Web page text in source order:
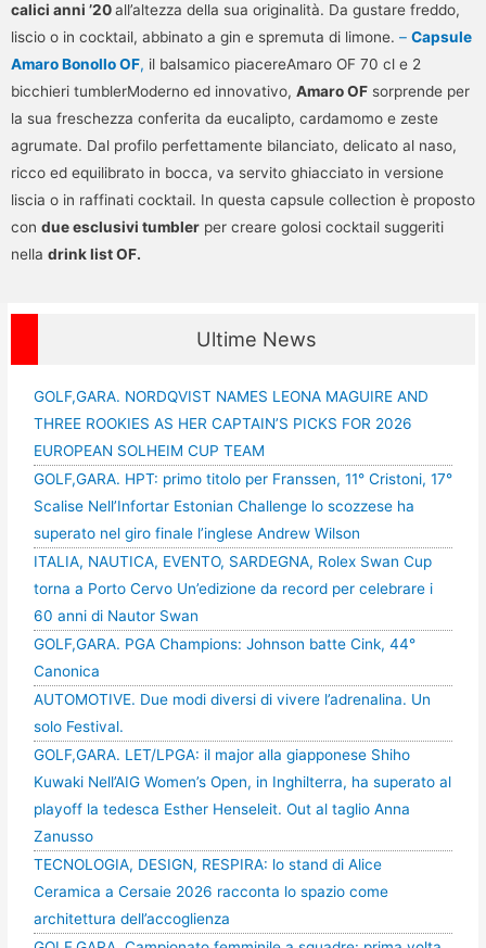
calici anni ’20all’altezza della sua originalità. Da gustare freddo,
liscio o in cocktail, abbinato a gin e spremuta di limone. – Capsule
Amaro Bonollo OF, il balsamico piacereAmaro OF 70 cl e 2
bicchieri tumblerModerno ed innovativo, Amaro OF sorprende per
la sua freschezza conferita da eucalipto, cardamomo e zeste
agrumate. Dal profilo perfettamente bilanciato, delicato al naso,
ricco ed equilibrato in bocca, va servito ghiacciato in versione
liscia o in raffinati cocktail. In questa capsule collection è proposto
con due esclusivi tumbler per creare golosi cocktail suggeriti
nella drink list OF.
Ultime News
GOLF,GARA. NORDQVIST NAMES LEONA MAGUIRE AND
THREE ROOKIES AS HER CAPTAIN’S PICKS FOR 2026
EUROPEAN SOLHEIM CUP TEAM
GOLF,GARA. HPT: primo titolo per Franssen, 11° Cristoni, 17°
Scalise Nell’Infortar Estonian Challenge lo scozzese ha
superato nel giro finale l’inglese Andrew Wilson
ITALIA, NAUTICA, EVENTO, SARDEGNA, Rolex Swan Cup
torna a Porto Cervo Un’edizione da record per celebrare i
60 anni di Nautor Swan
GOLF,GARA. PGA Champions: Johnson batte Cink, 44°
Canonica
AUTOMOTIVE. Due modi diversi di vivere l’adrenalina. Un
solo Festival.
GOLF,GARA. LET/LPGA: il major alla giapponese Shiho
Kuwaki Nell’AIG Women’s Open, in Inghilterra, ha superato al
playoff la tedesca Esther Henseleit. Out al taglio Anna
Zanusso
TECNOLOGIA, DESIGN, RESPIRA: lo stand di Alice
Ceramica a Cersaie 2026 racconta lo spazio come
architettura dell’accoglienza